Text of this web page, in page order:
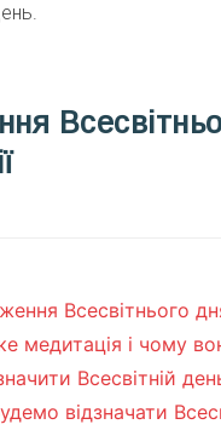
Всесвітнього
медитація і чому
Всесвітній
відзначати